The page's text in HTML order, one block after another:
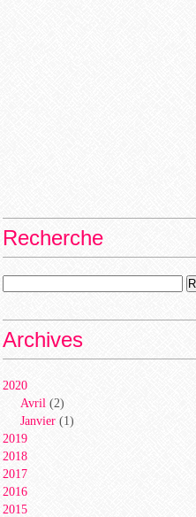
Recherche
Archives
2020
Avril (2)
Janvier (1)
2019
2018
2017
2016
2015